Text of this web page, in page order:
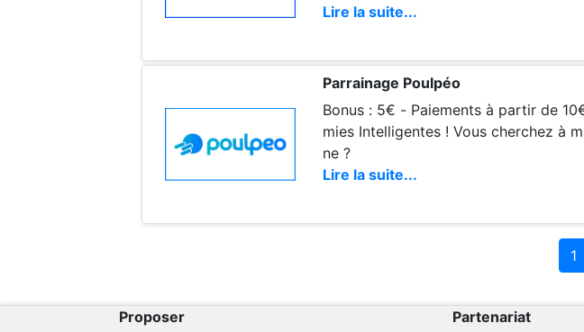
Lire la suite...
Parrainage Poulpéo
Bonus : 5€ - Paiements à partir de
mies Intelligentes ! Vous cherchez à
ne ?
Lire la suite...
1
Proposer Partenariat